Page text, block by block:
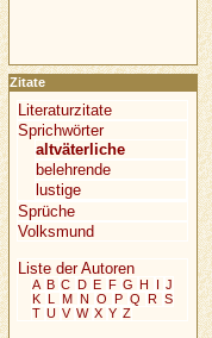
Zitate
Literaturzitate
Sprichwörter
altväterliche
belehrende
lustige
Sprüche
Volksmund
Liste der Autoren
A B C D E F G H I J
K L M N O P Q R S
T U V W X Y Z